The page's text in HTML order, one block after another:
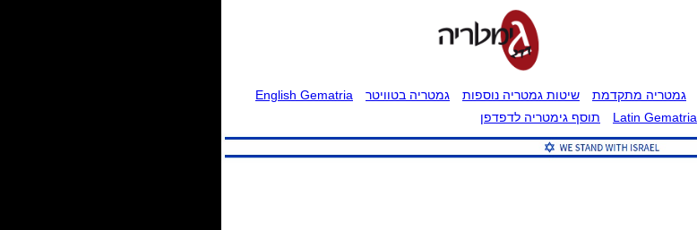
גמטריה מתקדמת שיטות גמטריה נוספות גמטריה בטוויטר
English Gematria
Latin Gematria
תוסף גימטריה לדפדפן